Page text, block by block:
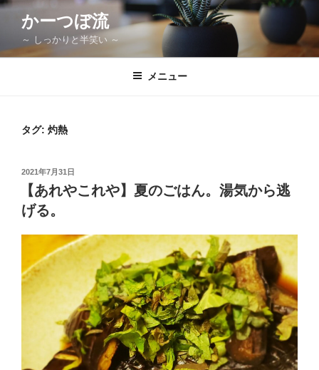
コ
ン
かーつぼ流
～ しっかりと半笑い ～
メニュー
タグ: 灼熱
投
日:
2021年7月31日
【あれやこれや】夏のごはん。湯気から逃
げる。